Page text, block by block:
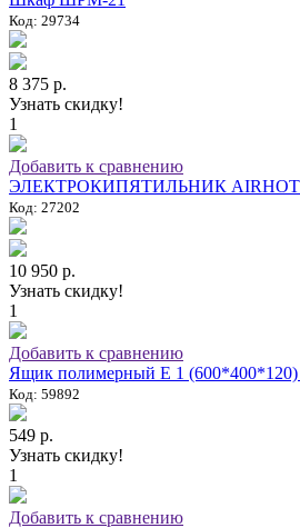
Код: 29734
8 375 р.
Узнать скидку!
1
Добавить к сравнению
ЭЛЕКТРОКИПЯТИЛЬНИК AIRHOT
Код: 27202
10 950 р.
Узнать скидку!
1
Добавить к сравнению
Ящик полимерный E 1 (600*400*120)
Код: 59892
549 р.
Узнать скидку!
1
Добавить к сравнению